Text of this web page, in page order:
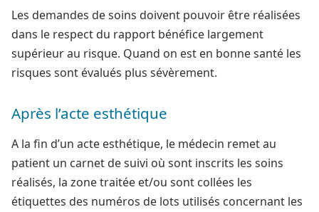
Les demandes de soins doivent pouvoir être réalisées
dans le respect du rapport bénéfice largement
supérieur au risque. Quand on est en bonne santé les
risques sont évalués plus sévèrement.
Après l’acte esthétique
A la fin d’un acte esthétique, le médecin remet au
patient un carnet de suivi où sont inscrits les soins
réalisés, la zone traitée et/ou sont collées les
étiquettes des numéros de lots utilisés concernant les